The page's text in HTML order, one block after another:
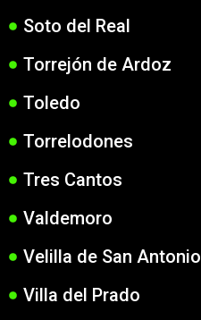
Soto del Real
Torrejón de Ardoz
Toledo
Torrelodones
Tres Cantos
Valdemoro
Velilla de San Antonio
Villa del Prado